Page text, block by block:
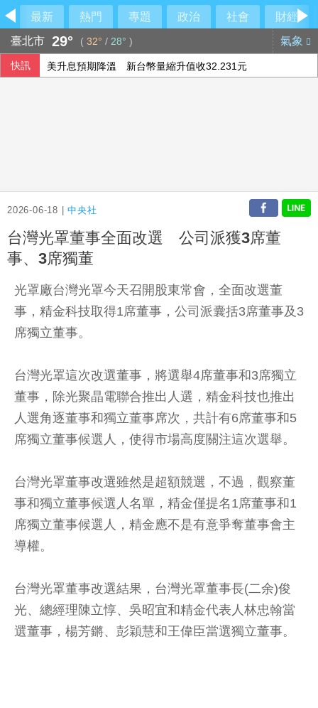
最新 熱門 專題 政治 社會
財經
臺北市 29° ( 32° / 28° ) 氣象
快訊 美升息預期降溫 新台幣量縮升值收32.231元
2026-06-18 |中央社
台灣光罩董事全面改選 公司派獲3席董
事、3席獨董
光罩廠台灣光罩今天召開股東常會，全面改選董
事，精金科技取得1席董事，公司派囊括3席董事及3
席獨立董事。
台灣光罩這次改選董事，將選舉4席董事和3席獨立
董事，除光聚晶電聯合推出人選，精金科技也推出
人選角逐董事和獨立董事席次，共計有6席董事和5
席獨立董事候選人，使得市場高度關注這次選舉。
台灣光罩董事改選雖然是超額競選，不過，觀察董
事和獨立董事候選人名單，精金僅提名1席董事和1
席獨立董事候選人，精金應不是有意爭奪董事會主
導權。
台灣光罩董事改選結果，台灣光罩董事長(二余)俊
光、總經理陳立惇、吳昭宜和精金代表人林忠翰當
選董事，楊芳鏘、彭穎慧和王偉臣當選獨立董事。